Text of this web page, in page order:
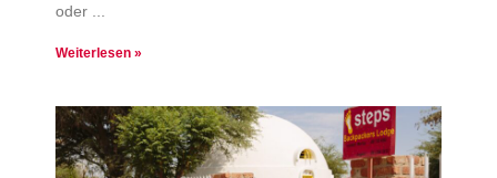
oder
Weiterlesen »